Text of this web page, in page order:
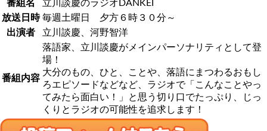
番組名
立川談慶のラジオDANKEI
放送日時 毎週土曜日 夕方６時３０分～
出演者
立川談慶、河野智洋
番組内容
落語家、立川談慶がメインパーソナリティとして登
場！
大分のもの、ひと、ことや、落語にまつわるおもし
ろエピソードなどなど、ラジオで「こんなことやっ
てみたら面白い！」と思う切り口でたっぷり、じっ
くりとラジオの可能性を追求します！